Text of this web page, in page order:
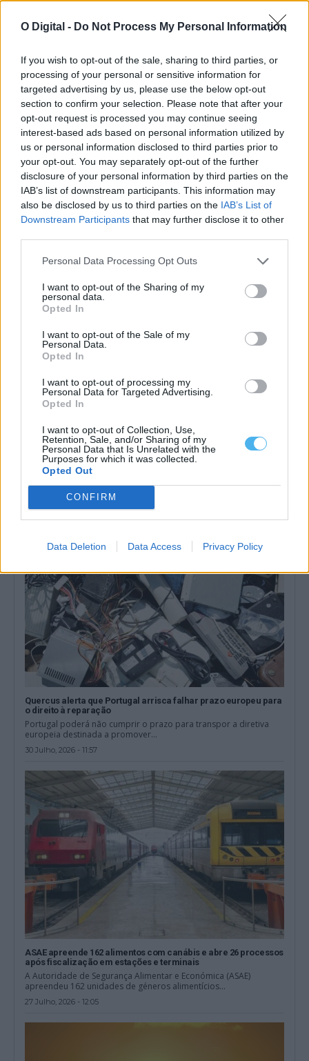
O Digital - Do Not Process My Personal Information
If you wish to opt-out of the sale, sharing to third parties, or
processing of your personal or sensitive information for
targeted advertising by us, please use the below opt-out
section to confirm your selection. Please note that after your
opt-out request is processed you may continue seeing
interest-based ads based on personal information utilized by
us or personal information disclosed to third parties prior to
your opt-out. You may separately opt-out of the further
disclosure of your personal information by third parties on the
IAB’s list of downstream participants. This information may
also be disclosed by us to third parties on the IAB’s List of
Downstream Participants that may further disclose it to other
Personal Data Processing Opt Outs
I want to opt-out of the Sharing of my
personal data.
Opted In
I want to opt-out of the Sale of my
Personal Data.
Opted In
I want to opt-out of processing my
Personal Data for Targeted Advertising.
Opted In
I want to opt-out of Collection, Use,
Retention, Sale, and/or Sharing of my
Personal Data that Is Unrelated with the
Purposes for which it was collected.
Opted Out
CONFIRM
Data Deletion Data Access Privacy Policy
Eclipse total do Sol vai transformar o dia em noite em Portugal a
12 de agosto
Portugal vai assistir, a 12 de agosto, a um eclipse total do Sol.
Agricultores recebem apoio de 20 milhões de euros até 31 de
julho
O Governo vai pagar, até sexta-feira, 31 de julho, um apoio
extraordinário de 20...
30 Julho, 2026 - 13:00
Quercus alerta que Portugal arrisca falhar prazo europeu para
o direito à reparação
Portugal poderá não cumprir o prazo para transpor a diretiva
europeia destinada a promover...
30 Julho, 2026 - 11:57
ASAE apreende 162 alimentos com canábis e abre 26 processos
após fiscalização em estações e terminais
A Autoridade de Segurança Alimentar e Económica (ASAE)
apreendeu 162 unidades de géneros alimentícios...
27 Julho, 2026 - 12:05